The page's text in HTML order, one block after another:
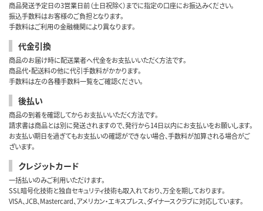
商品発送予定日の3営業日前（土日祝除く）までに指定の口座にお振込みください。
振込手数料はお客様のご負担となります。
手数料はご利用の金融機関により異なります。
代金引換
商品のお届け時に配送業者へ代金をお支払いいただく方法です。
商品代・配送料の他に代引手数料がかかります。
手数料は左の各種手数料一覧をご確認ください。
後払い
商品の到着を確認してからお支払いいただく方法です。
請求書は商品とは別に発送されますので、発行から14日以内にお支払いをお願いします。
お支払い期日を過ぎてもお支払いの確認ができない場合、手数料が加算される場合がご
ざいます。
クレジットカード
一括払いのみご利用いただけます。
SSL暗号化技術と独自セキュリティ技術も取入れており、万全を期しております。
VISA、JCB、Mastercard、アメリカン・エキスプレス、ダイナースクラブに対応しています。